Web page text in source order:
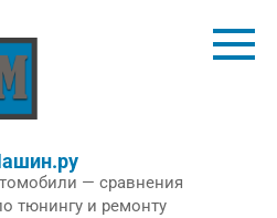
— сравнения
тюнингу и ремонту